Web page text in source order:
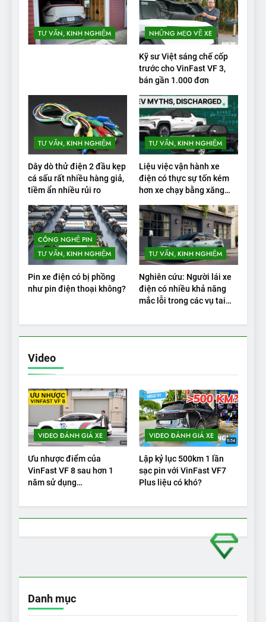
TƯ VẤN, KINH NGHIỆM NHỮNG MẸO VỀ XE
Kỹ sư Việt sáng chế cốp
trước cho VinFast VF 3,
bán gần 1.000 đơn
TƯ VẤN, KINH NGHIỆM
Dây dò thử điện 2 đầu kẹp
cá sấu rất nhiều hàng giả,
tiềm ẩn nhiều rủi ro
TƯ VẤN, KINH NGHIỆM
Liệu việc vận hành xe
điện có thực sự tốn kém
hơn xe chạy bằng xăng
CÔNG NGHỆ PIN
TƯ VẤN, KINH NGHIỆM
Pin xe điện có bị phồng
như pin điện thoại không?
TƯ VẤN, KINH NGHIỆM
Nghiên cứu: Người lái xe
điện có nhiều khả năng
mắc lỗi trong các vụ tai
Video
VIDEO ĐÁNH GIÁ XE
Ưu nhược điểm của
VinFast VF 8 sau hơn 1
năm sử dụng
VIDEO ĐÁNH GIÁ XE
Lập kỷ lục 500km 1 lần
sạc pin với VinFast VF7
Plus liệu có khó?
Danh mục